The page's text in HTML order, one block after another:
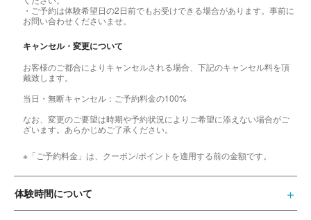
・ご予約は体験希望日の2日前でもお受けできる場合があります。事前に
お問い合わせくださいませ。
キャンセル・変更について
お客様のご都合によりキャンセルされる場合、下記のキャンセル料を頂
戴致します。
当日・無断キャンセル：ご予約料金の100%
なお、変更のご要望は時期や予約状況によりご希望に添えない場合がご
ざいます。あらかじめご了承ください。
※「ご予約料金」は、クーポン/ポイントを適用する前の金額です。
体験時間について